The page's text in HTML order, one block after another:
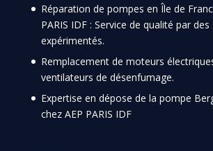
Réparation de pompes en Île de
PARIS IDF : Service de qualité par
expérimentés.
Remplacement de moteurs
ventilateurs de désenfumage.
Expertise en dépose de la pompe
chez AEP PARIS IDF